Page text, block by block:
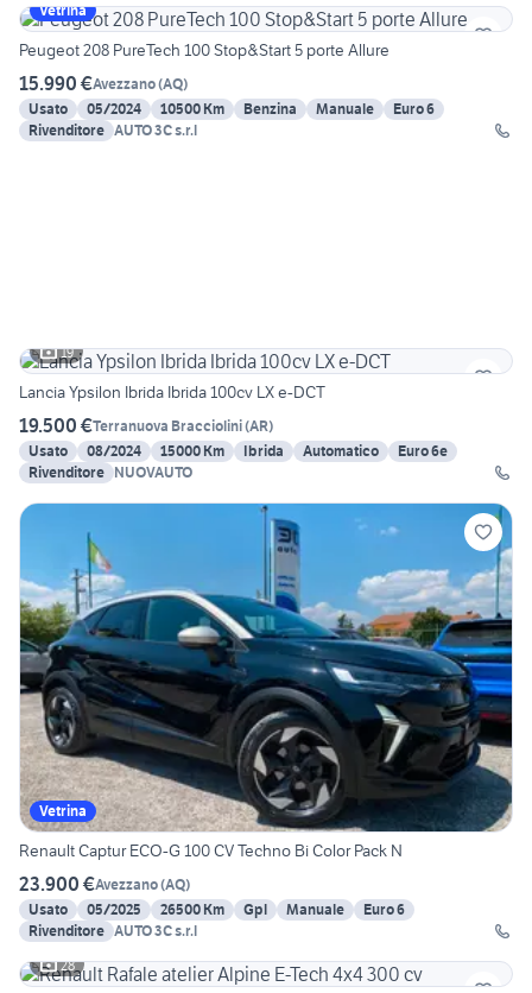
Vetrina
Peugeot 208 PureTech 100 Stop&Start 5 porte Allure
15.990 €Avezzano(AQ)
Usato
05/2024 10500 Km Benzina Manuale
Euro 6
Rivenditore AUTO 3C s.r.l
19
Lancia Ypsilon Ibrida Ibrida 100cv LX e-DCT
19.500 €Terranuova Bracciolini(AR)
Usato
08/2024 15000 Km Ibrida Automatico
Euro 6e
Rivenditore NUOVAUTO
Vetrina
Renault Captur ECO-G 100 CV Techno Bi Color Pack N
23.900 €Avezzano(AQ)
Usato
05/2025 26500 Km Gpl Manuale
Euro 6
Rivenditore AUTO 3C s.r.l
28